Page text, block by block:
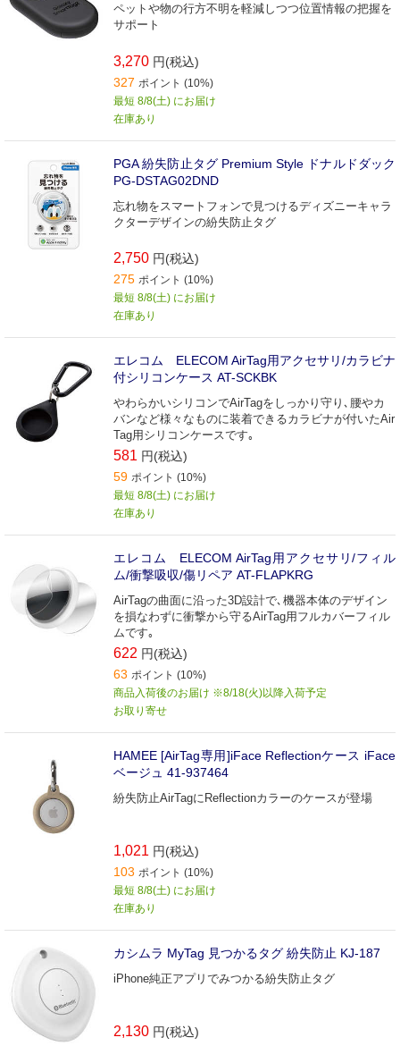
ペットや物の行方不明を軽減しつつ位置情報の把握を
サポート
3,270 円(税込)
327 ポイント (10%)
最短 8/8(土) にお届け
在庫あり
PGA 紛失防止タグ Premium Style ドナルドダック
PG-DSTAG02DND
忘れ物をスマートフォンで見つけるディズニーキャラ
クターデザインの紛失防止タグ
2,750 円(税込)
275 ポイント (10%)
最短 8/8(土) にお届け
在庫あり
エレコム ELECOM AirTag用アクセサリ/カラビナ
付シリコンケース AT-SCKBK
やわらかいシリコンでAirTagをしっかり守り､腰やカ
バンなど様々なものに装着できるカラビナが付いたAir
Tag用シリコンケースです｡
581 円(税込)
59 ポイント (10%)
最短 8/8(土) にお届け
在庫あり
エレコム ELECOM AirTag用アクセサリ/フィル
ム/衝撃吸収/傷リペア AT-FLAPKRG
AirTagの曲面に沿った3D設計で､機器本体のデザイン
を損なわずに衝撃から守るAirTag用フルカバーフィル
ムです｡
622 円(税込)
63 ポイント (10%)
商品入荷後のお届け ※8/18(火)以降入荷予定
お取り寄せ
HAMEE [AirTag専用]iFace Reflectionケース iFace
ベージュ 41-937464
紛失防止AirTagにReflectionカラーのケースが登場
1,021 円(税込)
103 ポイント (10%)
最短 8/8(土) にお届け
在庫あり
カシムラ MyTag 見つかるタグ 紛失防止 KJ-187
iPhone純正アプリでみつかる紛失防止タグ
2,130 円(税込)